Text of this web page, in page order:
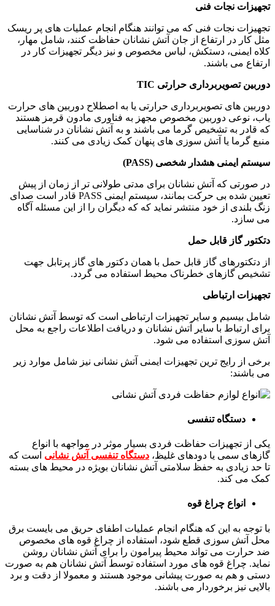
تجهیزات نجات فنی
تجهیزات نجات فنی که می توانند هنگام انجام عملیات های پر ریسک
مثل کار در ارتفاع از جان آتش نشانان حفاظت کنند، شامل مهار،
کلاه ایمنی، دستکش، لباس مخصوص و نیز دیگر تجهیزات کار در
ارتفاع می باشند.
دوربین تصویربرداری حرارتی TIC
دوربین های تصویربرداری حرارتی یا به اصطلاح دوربین های حرارت
یاب، نوعی دوربین مخصوص مجهز به فناوری مادون قرمز هستند
که قادر به تشخیص گرما می باشند و به آتش نشانان در شناسایی
منبع گرما یا آتش سوزی های پنهان کمک زیادی می کنند.
سیستم ایمنی هشدار شخصی (PASS)
در صورتی که آتش نشانان برای مدتی طولانی تر از زمان از پیش
تعیین شده بی حرکت بمانند، سیستم ایمنی PASS قادر است صدای
زنگ بلندی از خود منتشر نماید که که دیگران را از این مسئله آگاه
می سازد.
دتکتور گاز قابل حمل
از دتکتورهای گاز قابل حمل با همان دکتور های گاز پرتابل جهت
تشخیص گازهای خطرناک محیط استفاده می گردد.
تجهیزات ارتباطی
شامل بیسیم و سایر تجهیزات ارتباطی است که توسط آتش نشانان
برای ارتباط با سایر آتش نشانان و دریافت اطلاعات راجع به محل
آتش سوزی استفاده می شود.
برخی از رایج ترین تجهیزات ایمنی آتش نشانی نیز شامل موارد زیر
می باشند:
دستگاه تنفسی
یکی از تجهیزات حفاظت فردی بسیار موثر در مواجهه با انواع
گازهای سمی یا دودهای غلیظ، دستگاه تنفسی آتش نشانی است که
تا حد زیادی به حفظ سلامتی آتش نشانان بویژه در محیط های بسته
کمک می کند.
انواع چراغ قوه
با توجه به این که هنگام انجام عملیات اطفای حریق می بایست برق
محل آتش سوزی قطع شود، استفاده از چراغ قوه های مخصوص
ضد حرارت می تواند محیط پیرامون را برای آتش نشانان روشن
نماید. چراغ قوه های مورد استفاده توسط آتش نشانان هم به صورت
دستی و هم به صورت پیشانی موجود هستند و معمولا از دقت و برد
بالایی نیز برخوردار می باشند.